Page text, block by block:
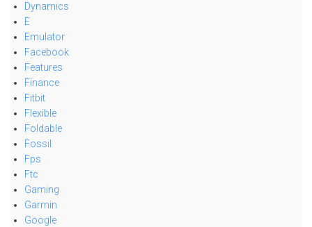
Dynamics
E
Emulator
Facebook
Features
Finance
Fitbit
Flexible
Foldable
Fossil
Fps
Ftc
Gaming
Garmin
Google